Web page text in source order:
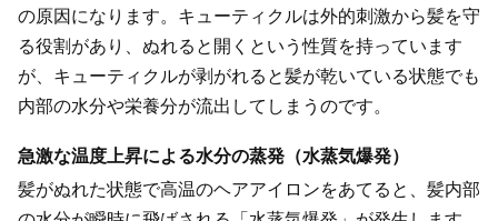
の原因になります。キューティクルは外的刺激から髪を守
る役割があり、ぬれると開くという性質を持っています
が、キューティクルが剥がれると髪が乾いている状態でも
内部の水分や栄養分が流出してしまうのです。
急激な温度上昇による水分の蒸発（水蒸気爆発）
髪がぬれた状態で高温のヘアアイロンをあてると、髪内部